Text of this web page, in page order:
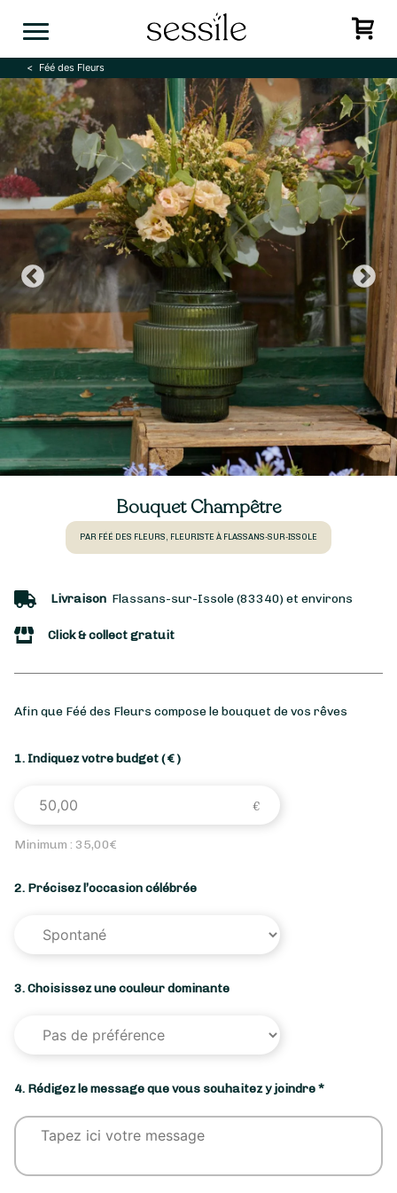
Féé des Fleurs
Previous
Bouquet Champêtre
PAR FÉÉ DES FLEURS, FLEURISTE À FLASSANS-SUR-ISSOLE
Livraison Flassans-sur-Issole (83340) et environs
Click & collect gratuit
Afin que Féé des Fleurs compose le bouquet de vos rêves
1. Indiquez votre budget( € )
Minimum : 35,00€
2. Précisez l’occasion célébrée
3. Choisissez une couleur dominante
4. Rédigez le message que vous souhaitez y joindre *